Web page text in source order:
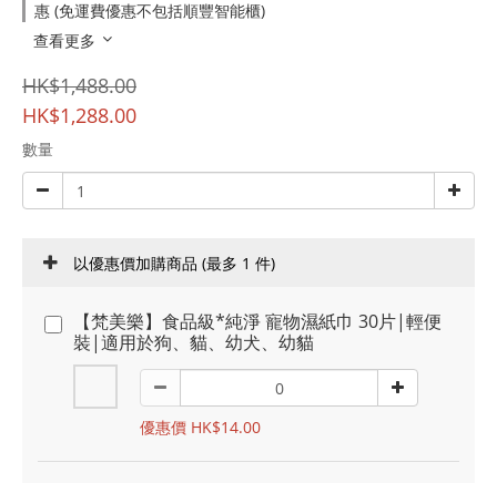
惠 (免運費優惠不包括順豐智能櫃)
查看更多
HK$1,488.00
HK$1,288.00
數量
以優惠價加購商品 (最多 1 件)
【梵美樂】食品級*純淨 寵物濕紙巾 30片|輕便
裝|適用於狗、貓、幼犬、幼貓
優惠價 HK$14.00